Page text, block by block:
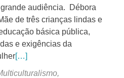
audiência. Débora
de três crianças lindas e
básica pública,
e exigências da
[…]